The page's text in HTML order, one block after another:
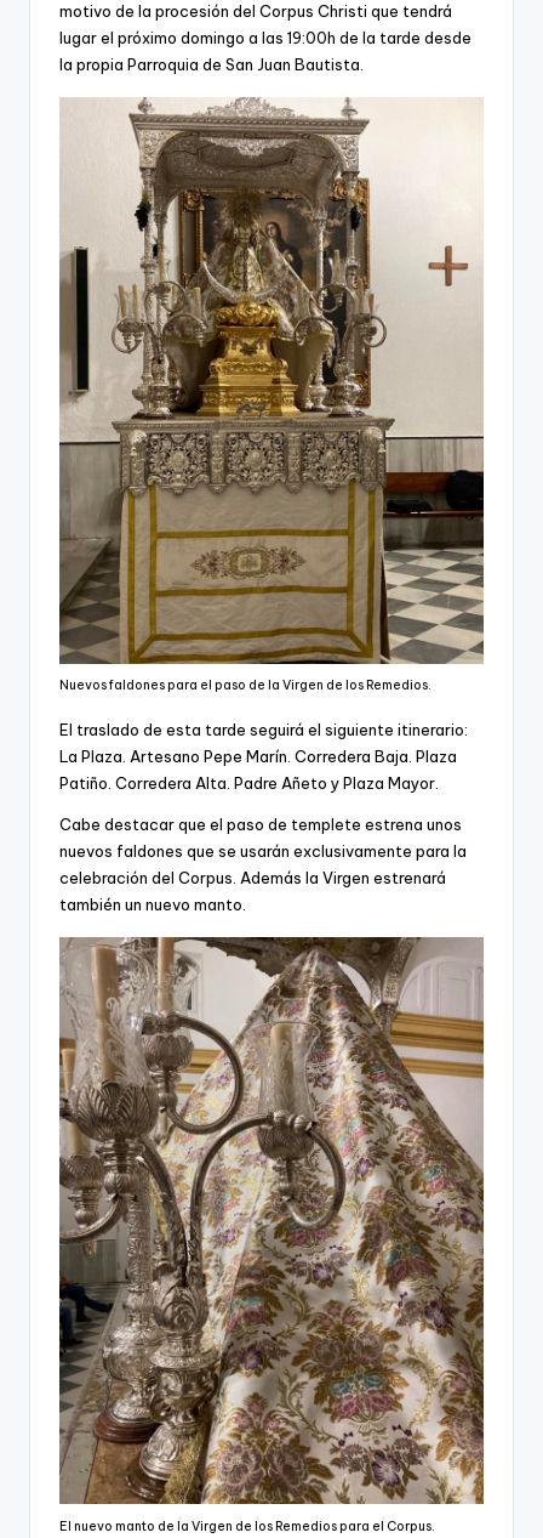
motivo de la procesión del Corpus Christi que tendrá
lugar el próximo domingo a las 19:00h de la tarde desde
la propia Parroquia de San Juan Bautista.
Nuevos faldones para el paso de la Virgen de los Remedios.
El traslado de esta tarde seguirá el siguiente itinerario:
La Plaza. Artesano Pepe Marín. Corredera Baja. Plaza
Patiño. Corredera Alta. Padre Añeto y Plaza Mayor.
Cabe destacar que el paso de templete estrena unos
nuevos faldones que se usarán exclusivamente para la
celebración del Corpus. Además la Virgen estrenará
también un nuevo manto.
El nuevo manto de la Virgen de los Remedios para el Corpus.